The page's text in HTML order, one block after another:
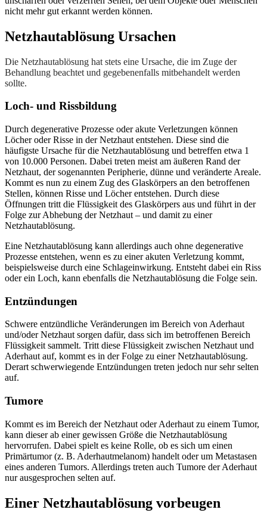
nicht mehr gut erkannt werden können.
Netzhautablösung Ursachen
Die Netzhautablösung hat stets eine Ursache, die im Zuge der
Behandlung beachtet und gegebenenfalls mitbehandelt werden
sollte.
Loch- und Rissbildung
Durch degenerative Prozesse oder akute Verletzungen können
Löcher oder Risse in der Netzhaut entstehen. Diese sind die
häufigste Ursache für die Netzhautablösung und betreffen etwa 1
von 10.000 Personen. Dabei treten meist am äußeren Rand der
Netzhaut, der sogenannten Peripherie, dünne und veränderte Areale.
Kommt es nun zu einem Zug des Glaskörpers an den betroffenen
Stellen, können Risse und Löcher entstehen. Durch diese
Öffnungen tritt die Flüssigkeit des Glaskörpers aus und führt in der
Folge zur Abhebung der Netzhaut – und damit zu einer
Netzhautablösung.
Eine Netzhautablösung kann allerdings auch ohne degenerative
Prozesse entstehen, wenn es zu einer akuten Verletzung kommt,
beispielsweise durch eine Schlageinwirkung. Entsteht dabei ein Riss
oder ein Loch, kann ebenfalls die Netzhautablösung die Folge sein.
Entzündungen
Schwere entzündliche Veränderungen im Bereich von Aderhaut
und/oder Netzhaut sorgen dafür, dass sich im betroffenen Bereich
Flüssigkeit sammelt. Tritt diese Flüssigkeit zwischen Netzhaut und
Aderhaut auf, kommt es in der Folge zu einer Netzhautablösung.
Derart schwerwiegende Entzündungen treten jedoch nur sehr selten
auf.
Tumore
Kommt es im Bereich der Netzhaut oder Aderhaut zu einem Tumor,
kann dieser ab einer gewissen Größe die Netzhautablösung
hervorrufen. Dabei spielt es keine Rolle, ob es sich um einen
Primärtumor (z. B. Aderhautmelanom) handelt oder um Metastasen
eines anderen Tumors. Allerdings treten auch Tumore der Aderhaut
nur ausgesprochen selten auf.
Einer Netzhautablösung vorbeugen